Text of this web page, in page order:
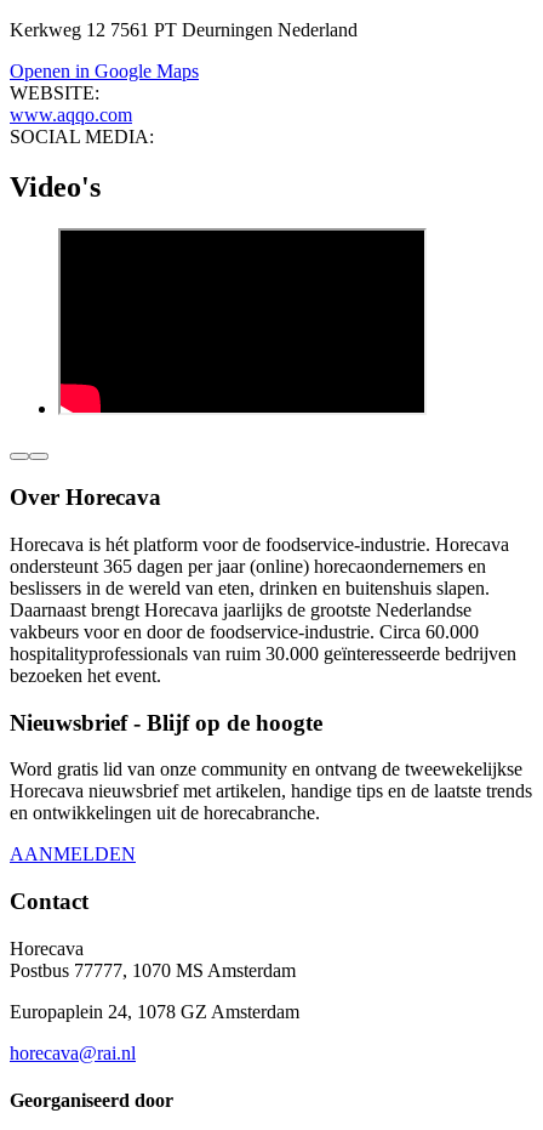
Kerkweg 12 7561 PT Deurningen Nederland
Openen in Google Maps
WEBSITE:
www.aqqo.com
SOCIAL MEDIA:
Video's
Over Horecava
Horecava is hét platform voor de foodservice-industrie. Horecava
ondersteunt 365 dagen per jaar (online) horecaondernemers en
beslissers in de wereld van eten, drinken en buitenshuis slapen.
Daarnaast brengt Horecava jaarlijks de grootste Nederlandse
vakbeurs voor en door de foodservice-industrie. Circa 60.000
hospitalityprofessionals van ruim 30.000 geïnteresseerde bedrijven
bezoeken het event.
Nieuwsbrief - Blijf op de hoogte
Word gratis lid van onze community en ontvang de tweewekelijkse
Horecava nieuwsbrief met artikelen, handige tips en de laatste trends
en ontwikkelingen uit de horecabranche.
AANMELDEN
Contact
Horecava
Postbus 77777, 1070 MS Amsterdam
Europaplein 24, 1078 GZ Amsterdam
horecava@rai.nl
Georganiseerd door